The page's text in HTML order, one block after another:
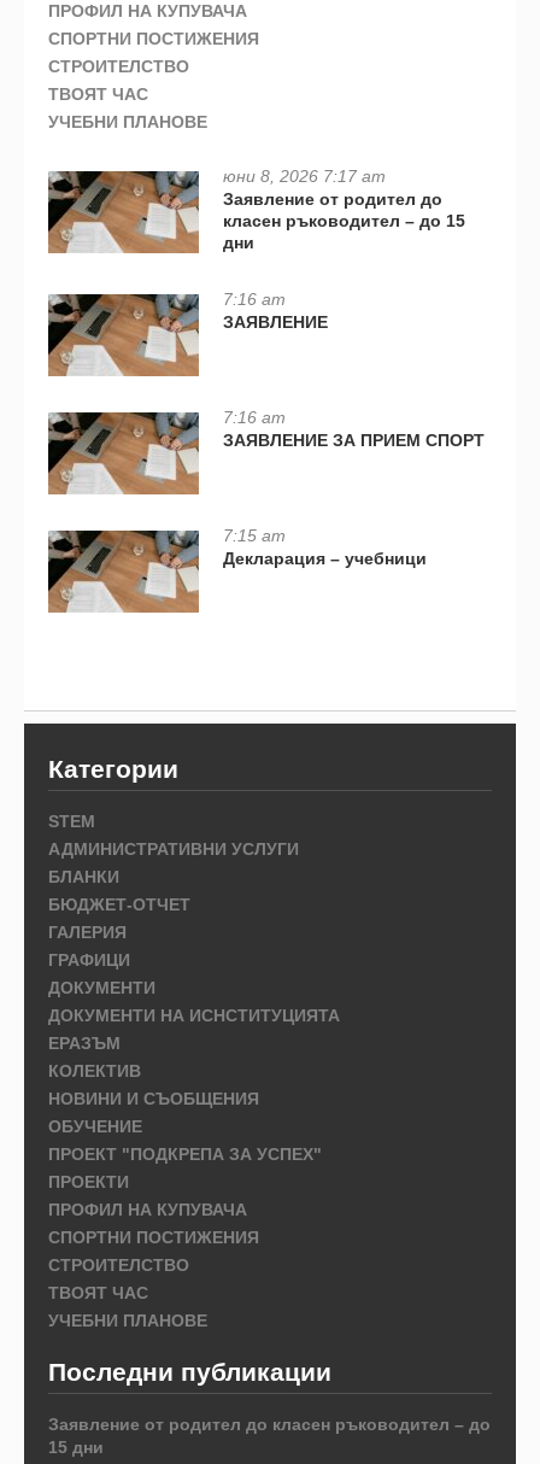
ПРОФИЛ НА КУПУВАЧА
СПОРТНИ ПОСТИЖЕНИЯ
СТРОИТЕЛСТВО
ТВОЯТ ЧАС
УЧЕБНИ ПЛАНОВЕ
юни 8, 2026 7:17 am
Заявление от родител до
класен ръководител – до 15
дни
7:16 am
ЗАЯВЛЕНИЕ
7:16 am
ЗАЯВЛЕНИЕ ЗА ПРИЕМ СПОРТ
7:15 am
Декларация – учебници
Категории
STEM
АДМИНИСТРАТИВНИ УСЛУГИ
БЛАНКИ
БЮДЖЕТ-ОТЧЕТ
ГАЛЕРИЯ
ГРАФИЦИ
ДОКУМЕНТИ
ДОКУМЕНТИ НА ИСНСТИТУЦИЯТА
ЕРАЗЪМ
КОЛЕКТИВ
НОВИНИ И СЪОБЩЕНИЯ
ОБУЧЕНИЕ
ПРОЕКТ "ПОДКРЕПА ЗА УСПЕХ"
ПРОЕКТИ
ПРОФИЛ НА КУПУВАЧА
СПОРТНИ ПОСТИЖЕНИЯ
СТРОИТЕЛСТВО
ТВОЯТ ЧАС
УЧЕБНИ ПЛАНОВЕ
Последни публикации
Заявление от родител до класен ръководител – до
15 дни